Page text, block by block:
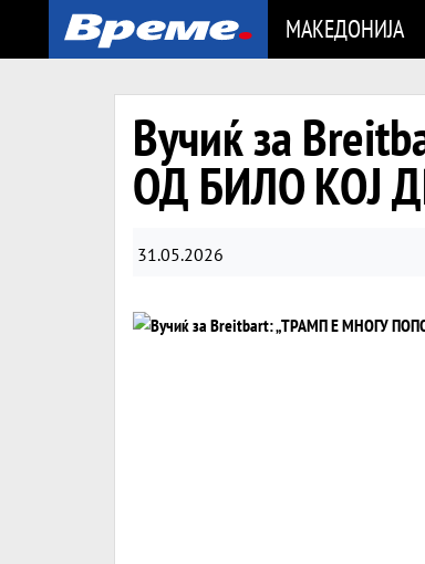
МАКЕДОНИЈА
Вучиќ за
ОД БИЛО КОЈ
31.05.2026